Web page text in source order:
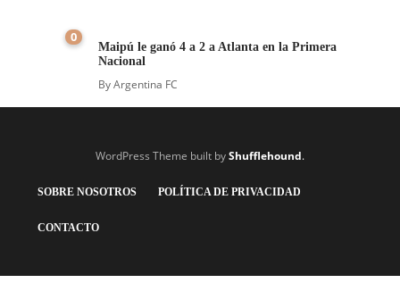
0
Maipú le ganó 4 a 2 a Atlanta en la Primera
Nacional
ByArgentina FC
WordPress Theme built byShufflehound.
SOBRE NOSOTROS POLÍTICA DE PRIVACIDAD
CONTACTO